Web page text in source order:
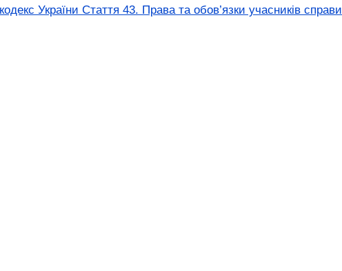
України Стаття 43. Права та обов’язки учасників справи